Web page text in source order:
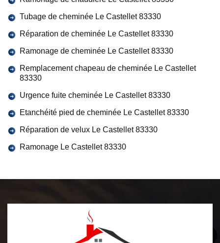
Tubage de cheminée Le Castellet 83330
Réparation de cheminée Le Castellet 83330
Ramonage de cheminée Le Castellet 83330
Remplacement chapeau de cheminée Le Castellet
83330
Urgence fuite cheminée Le Castellet 83330
Etanchéité pied de cheminée Le Castellet 83330
Réparation de velux Le Castellet 83330
Ramonage Le Castellet 83330